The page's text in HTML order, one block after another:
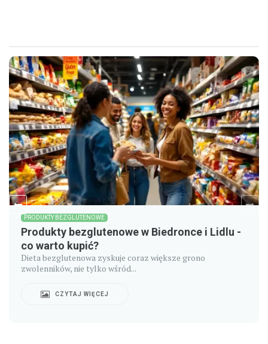
PRODUKTY BEZGLUTENOWE
Produkty bezglutenowe w Biedronce i Lidlu -
co warto kupić?
Dieta bezglutenowa zyskuje coraz większe grono
zwolenników, nie tylko wśród...
CZYTAJ WIĘCEJ